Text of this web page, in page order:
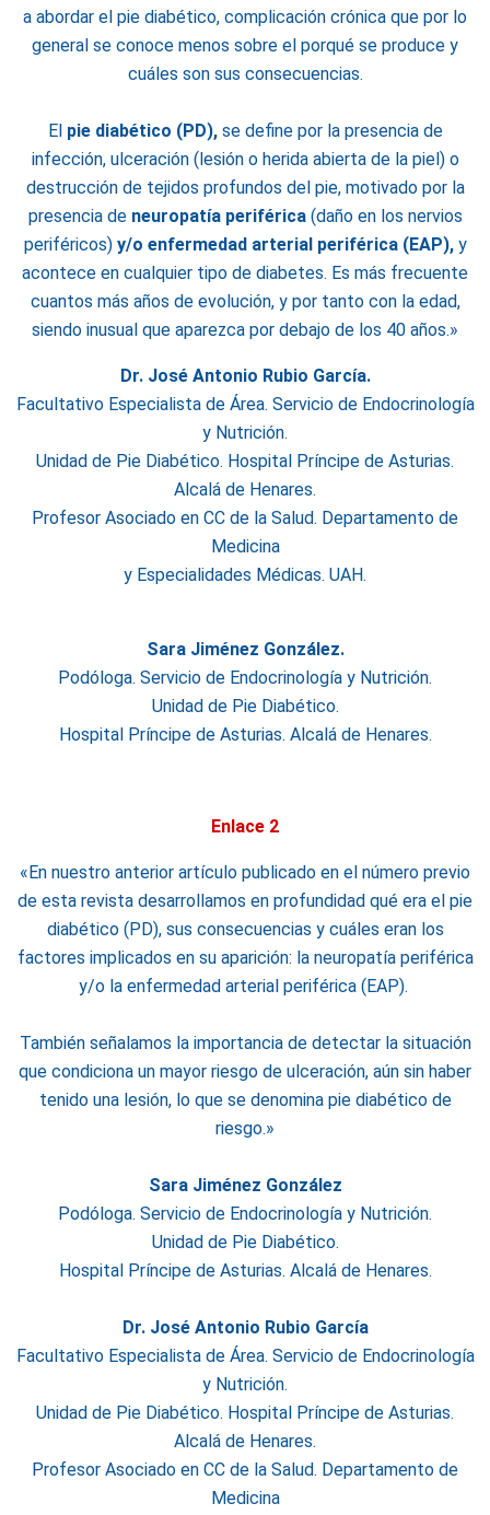
a abordar el pie diabético, complicación crónica que por lo
general se conoce menos sobre el porqué se produce y
cuáles son sus consecuencias.
El pie diabético (PD),se define por la presencia de
infección, ulceración (lesión o herida abierta de la piel) o
destrucción de tejidos profundos del pie, motivado por la
presencia de neuropatía periférica(daño en los nervios
periféricos) y/o enfermedad arterial periférica (EAP),y
acontece en cualquier tipo de diabetes. Es más frecuente
cuantos más años de evolución, y por tanto con la edad,
siendo inusual que aparezca por debajo de los 40 años.»
Dr. José Antonio Rubio García.
Facultativo Especialista de Área. Servicio de Endocrinología
y Nutrición.
Unidad de Pie Diabético. Hospital Príncipe de Asturias.
Alcalá de Henares.
Profesor Asociado en CC de la Salud. Departamento de
Medicina
y Especialidades Médicas. UAH.
Sara Jiménez González.
Podóloga. Servicio de Endocrinología y Nutrición.
Unidad de Pie Diabético.
Hospital Príncipe de Asturias. Alcalá de Henares.
Enlace 2
«En nuestro anterior artículo publicado en el número previo
de esta revista desarrollamos en profundidad qué era el pie
diabético (PD), sus consecuencias y cuáles eran los
factores implicados en su aparición: la neuropatía periférica
y/o la enfermedad arterial periférica (EAP).
También señalamos la importancia de detectar la situación
que condiciona un mayor riesgo de ulceración, aún sin haber
tenido una lesión, lo que se denomina pie diabético de
riesgo.»
Sara Jiménez González
Podóloga. Servicio de Endocrinología y Nutrición.
Unidad de Pie Diabético.
Hospital Príncipe de Asturias. Alcalá de Henares.
Dr. José Antonio Rubio García
Facultativo Especialista de Área. Servicio de Endocrinología
y Nutrición.
Unidad de Pie Diabético. Hospital Príncipe de Asturias.
Alcalá de Henares.
Profesor Asociado en CC de la Salud. Departamento de
Medicina